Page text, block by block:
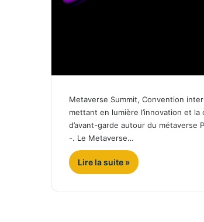
Metaverse Summit, Convention
mettant en lumière l’innovation et la
d’avant-garde autour du métaverse
-. Le Metaverse…
Lire la suite »